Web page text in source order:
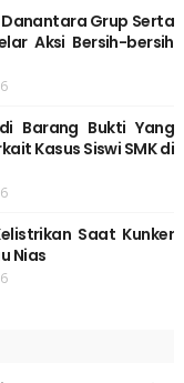
Danantara Grup Serta
Aksi Bersih-bersih
Barang Bukti Yang
Kasus Siswi SMK di
Saat Kunker
Nias